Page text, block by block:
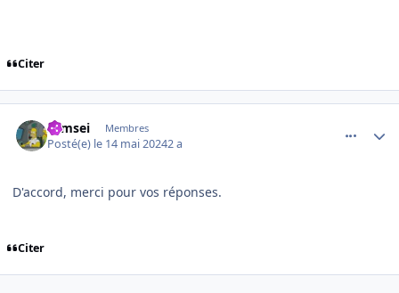
Citer
symsei Membres
Posté(e) le 14 mai 20242 a
D'accord, merci pour vos réponses.
Citer